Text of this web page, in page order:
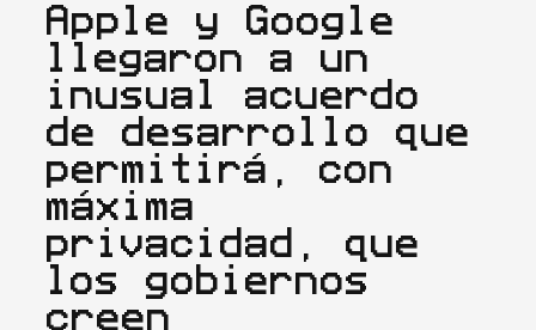
Apple y Google
llegaron a un
inusual acuerdo
de desarrollo que
permitirá, con
máxima
privacidad, que
los gobiernos
creen